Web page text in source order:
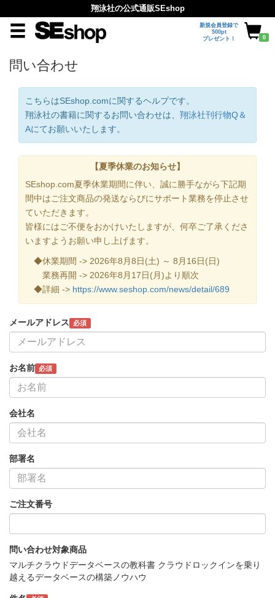
翔泳社の公式通販SEshop
新規会員登録で
500pt
プレゼント！
0
問い合わせ
こちらはSEshop.comに関するヘルプです。
翔泳社の書籍に関するお問い合わせは、 翔泳社刊行物Q＆
Aにてお願いいたします。
【夏季休業のお知らせ】
SEshop.com夏季休業期間に伴い、誠に勝手ながら下記期
間中はご注文商品の発送ならびにサポート業務を停止させ
ていただきます。
皆様にはご不便をおかけいたしますが、何卒ご了承くださ
いますようお願い申し上げます。
◆休業期間 -> 2026年8月8日(土) ～ 8月16日(日)
業務再開 -> 2026年8月17日(月)より順次
◆詳細 -> https://www.seshop.com/news/detail/689
メールアドレス 必須
お名前 必須
会社名
部署名
ご注文番号
問い合わせ対象商品
マルチクラウドデータベースの教科書 クラウドロックインを乗り
越えるデータベースの構築ノウハウ